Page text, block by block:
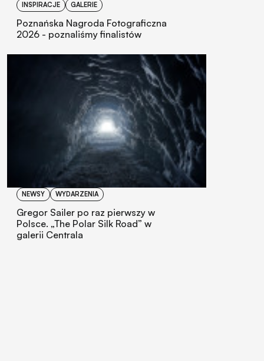
INSPIRACJE GALERIE
Poznańska Nagroda Fotograficzna
2026 - poznaliśmy finalistów
NEWSY WYDARZENIA
Gregor Sailer po raz pierwszy w
Polsce. „The Polar Silk Road” w
galerii Centrala